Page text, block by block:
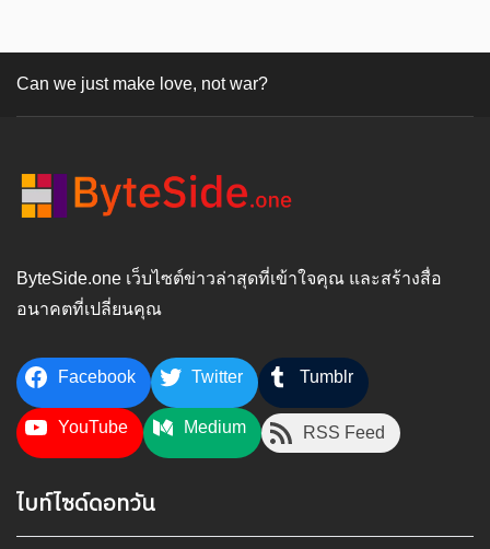
Can we just make love, not war?
ByteSide.one เว็บไซต์ข่าวล่าสุดที่เข้าใจคุณ และสร้างสื่อ
อนาคตที่เปลี่ยนคุณ
Facebook Twitter Tumblr
YouTube Medium RSS Feed
ไบท์ไซด์ดอทวัน